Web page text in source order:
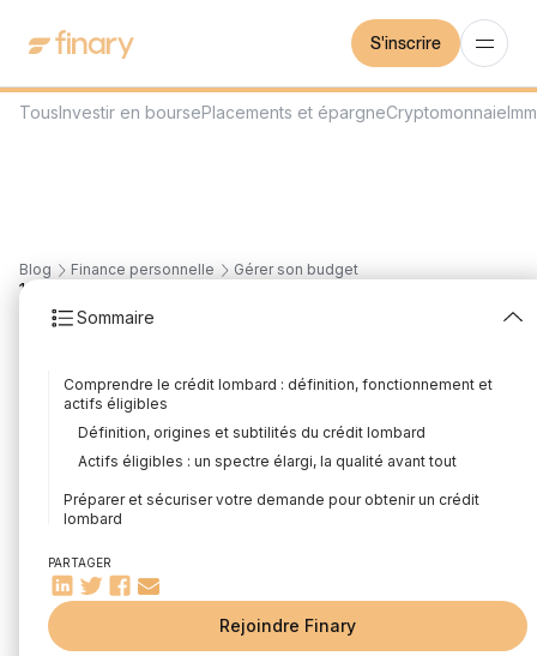
S'inscrire
TousInvestir en boursePlacements et épargneCryptomonnaie
Blog Finance personnelle Gérer son budget
Sommaire
Comprendre le crédit lombard : définition, fonctionnement et
actifs éligibles
Définition, origines et subtilités du crédit lombard
Actifs éligibles : un spectre élargi, la qualité avant tout
Préparer et sécuriser votre demande pour obtenir un crédit
lombard
d’emprunt
Choisir le bon établissement : banques privées ou
plateformes en ligne
PARTAGER
Rejoindre Finary
10
crédit lombard : le guide
complet
Rédigé par Florian Corteel
Imaginez emprunter 500 000 € sans justifier vos revenus, sans